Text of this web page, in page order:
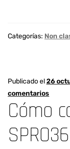
Categorías: Non
Publicado el26
comentarios
Cómo